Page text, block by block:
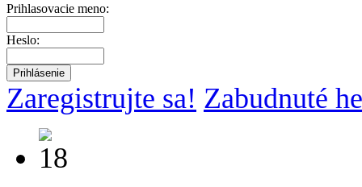
Prihlasovacie meno:
Heslo:
Zaregistrujte sa! Zabudnuté